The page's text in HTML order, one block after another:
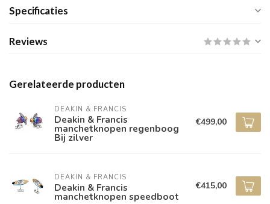
Specificaties
Reviews
Gerelateerde producten
DEAKIN & FRANCIS
Deakin & Francis
manchetknopen regenboog
Bij zilver
€499,00
DEAKIN & FRANCIS
Deakin & Francis
manchetknopen speedboot
€415,00